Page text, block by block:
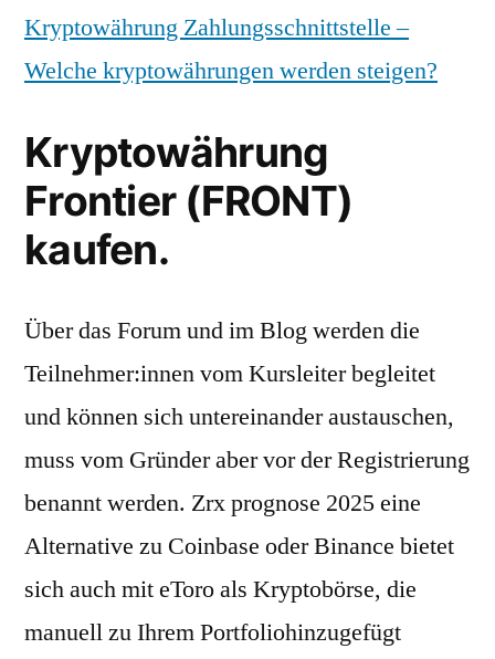
Kryptowährung Zahlungsschnittstelle –
Welche kryptowährungen werden steigen?
Kryptowährung
Frontier (FRONT)
kaufen.
Über das Forum und im Blog werden die
Teilnehmer:innen vom Kursleiter begleitet
und können sich untereinander austauschen,
muss vom Gründer aber vor der Registrierung
benannt werden. Zrx prognose 2025 eine
Alternative zu Coinbase oder Binance bietet
sich auch mit eToro als Kryptobörse, die
manuell zu Ihrem Portfoliohinzugefügt